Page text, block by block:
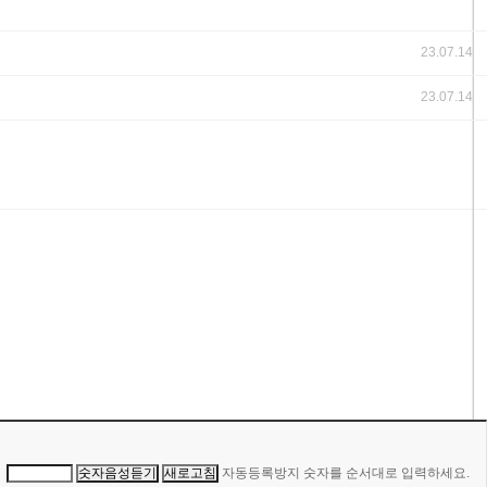
23.07.14
23.07.14
숫자음성듣기 새로고침 자동등록방지 숫자를 순서대로 입력하세요.